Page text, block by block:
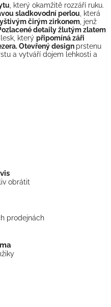
, který okamžitě rozzáří ruku.
sladkovodní perlou , která
čirým zirkonem , jenž
detaily žlutým zlatem
který připomíná záři
Otevřený design prstenu
a vytváří dojem lehkosti a
obrátit
prodejnách